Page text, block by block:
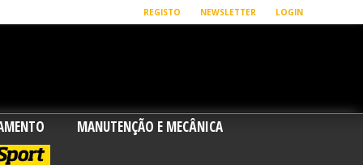
REGISTO NEWSLETTER LOGIN
MANUTENÇÃO E MECÂNICA